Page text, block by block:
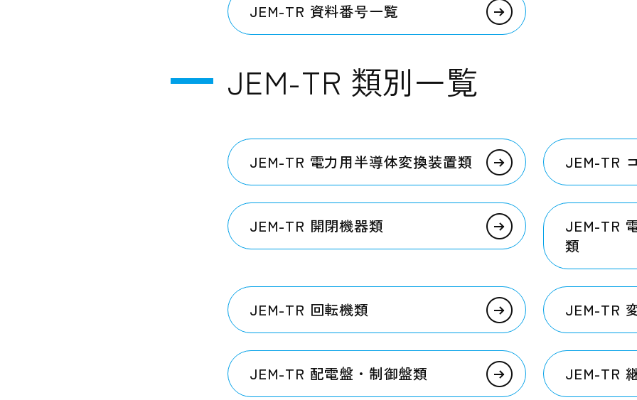
JEM-TR 資料番号一覧
JEM-TR 類別一覧
JEM-TR 電力用半導体変換装置類 JEM-TR
JEM-TR 開閉機器類
JEM-TR
類
JEM-TR 回転機類 JEM-TR
JEM-TR 配電盤・制御盤類 JEM-TR